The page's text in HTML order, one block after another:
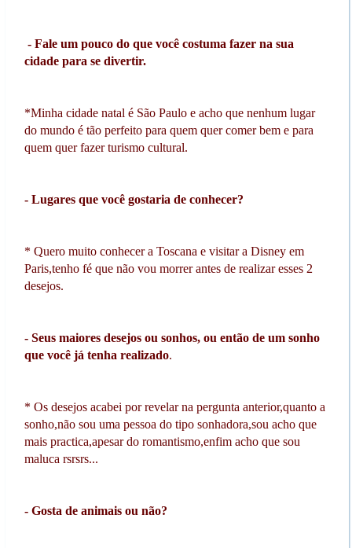
- Fale um pouco do que você costuma fazer na sua
cidade para se divertir.
*Minha cidade natal é São Paulo e acho que nenhum lugar
do mundo é tão perfeito para quem quer comer bem e para
quem quer fazer turismo cultural.
- Lugares que você gostaria de conhecer?
* Quero muito conhecer a Toscana e visitar a Disney em
Paris,tenho fé que não vou morrer antes de realizar esses 2
desejos.
- Seus maiores desejos ou sonhos, ou então de um sonho
que você já tenha realizado.
* Os desejos acabei por revelar na pergunta anterior,quanto a
sonho,não sou uma pessoa do tipo sonhadora,sou acho que
mais practica,apesar do romantismo,enfim acho que sou
maluca rsrsrs...
- Gosta de animais ou não?